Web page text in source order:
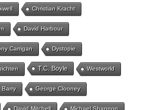
Christian Kracht
David Harbour
Carrigan Dystopie
T.C. Boyle Westworld
Barry George Clooney
David Mitchell Michael Shannon